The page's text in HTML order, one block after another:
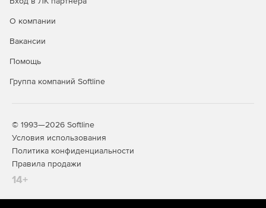
О компании
Вакансии
Помощь
Группа компаний Softline
© 1993—2026 Softline
Условия использования
Политика конфиденциальности
Правила продажи
14+